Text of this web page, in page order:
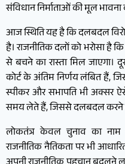
संविधान निर्माताओं की मूल
आज स्थिति यह है कि दलबदल
है। राजनीतिक दलों को भरोसा है
से बचने का रास्ता मिल जाएगा।
कोर्ट के अंतिम निर्णय लंबित हैं,
स्पीकर और सभापति भी अक्सर
समय लेते हैं, जिससे दलबदल करने
लोकतंत्र केवल चुनाव का
राजनीतिक नैतिकता पर भी